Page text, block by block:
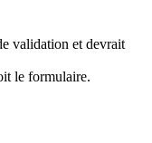
validation et devrait
le formulaire.